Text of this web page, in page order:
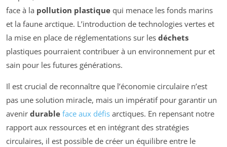
face à la pollution plastique qui menace les fonds marins
et la faune arctique. L’introduction de technologies vertes et
la mise en place de réglementations sur les déchets
plastiques pourraient contribuer à un environnement pur et
sain pour les futures générations.
Il est crucial de reconnaître que l’économie circulaire n’est
pas une solution miracle, mais un impératif pour garantir un
avenir durable face aux défis arctiques. En repensant notre
rapport aux ressources et en intégrant des stratégies
circulaires, il est possible de créer un équilibre entre le